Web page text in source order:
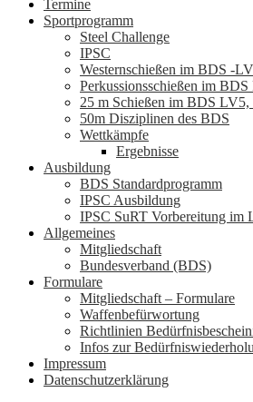
Termine
Sportprogramm
Steel Challenge
IPSC
Westernschießen im BDS -
Perkussionsschießen im
25 m Schießen im BDS
50m Disziplinen des BDS
Wettkämpfe
Ergebnisse
Ausbildung
BDS Standardprogramm
IPSC Ausbildung
IPSC SuRT Vorbereitung im
Allgemeines
Mitgliedschaft
Bundesverband (BDS)
Formulare
Mitgliedschaft – Formulare
Waffenbefürwortung
Richtlinien
Infos zur
Impressum
Datenschutzerklärung